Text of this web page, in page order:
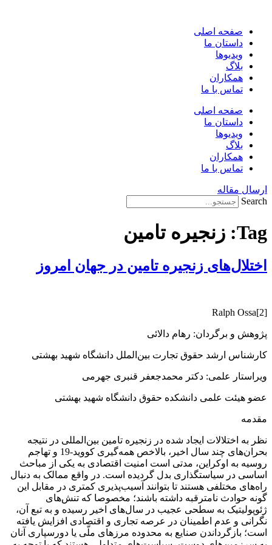
محتوا
صفحه اصلی
داستان ما
ویدیوها
بلاگ
همکاران
تماس با ما
صفحه اصلی
داستان ما
ویدیوها
بلاگ
همکاران
تماس با ما
ارسال مقاله
Search
Tag: زنجیره تامین
اختلال‌های زنجیره تامین در جهان امروز
Ralph Ossa[2]
پژوهش و برگردان: رهام دالائی
کارشناس ارشد حقوق تجارت بین‌الملل دانشگاه شهید بهشتی
ویراستار علمی: دکتر محمدجعفر قنبری جهرمی
عضو هیئت علمی دانشکده حقوق دانشگاه شهید بهشتی
مقدمه
نظر به اختلالات ایجاد شده در زنجیره تامین بین‌المللی در نتیجه
بحران‌های چند سال اخیر، بالاخص همه‌گیری کووید-19 و تهاجم
روسیه به اوکراین، مدتی است امنیت اقتصادی به یکی از مباحث
اساسی در سیاستگذاری بدل گردیده است. در واقع ممالک به دنبال
راه‌های مختلفی هستند تا بتوانند آسیب‌پذیری کمتری در مقابل این
گونه حوادث نامترقبه داشته باشند؛ مخصوصا که تنش‌های
ژئوپولیتیک به سطحی عجیب در سال‌های اخیر رسیده‌ و به تبع آن،
نگرانی و عدم اطمینان در عرصه تجاری و اقتصادی افزایش یافته
است؛ بازگرداندن صنایع به محدوده مرزهای ملّی یا دورسپاری آنان